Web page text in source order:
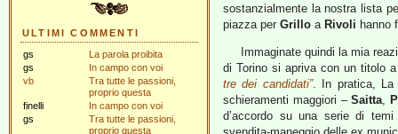
ULTIMI COMMENTI
gs
La parola proibita
gs
In campo con voi
vb
Tra tutte le passioni,
proprio questa
finelli
In campo con voi
gs
Tra tutte le passioni,
proprio questa
sostanzialmente la nostra lista
piazza per Grillo a Rivoli hanno
Immaginate quindi la mia
di Torino si apriva con un titolo
tre dei candidati”. In pratica, La
schieramenti maggiori –Saitta,
d’accordo su una serie di